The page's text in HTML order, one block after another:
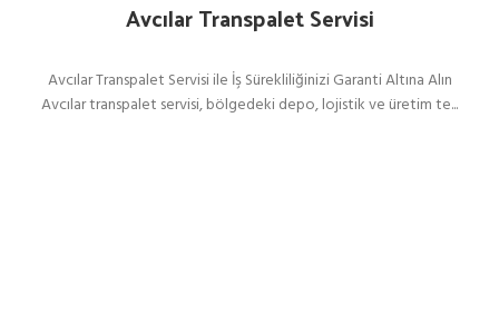
Avcılar Transpalet Servisi
Avcılar Transpalet Servisi ile İş Sürekliliğinizi Garanti Altına Alın
Avcılar transpalet servisi, bölgedeki depo, lojistik ve üretim te...